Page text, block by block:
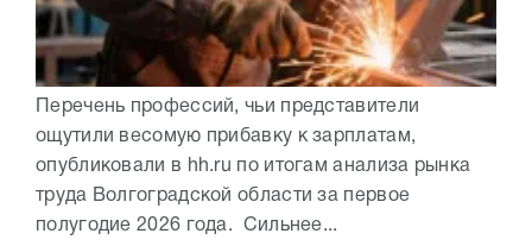
Перечень профессий, чьи представители
ощутили весомую прибавку к зарплатам,
опубликовали в hh.ru по итогам анализа рынка
труда Волгоградской области за первое
полугодие 2026 года. Сильнее...